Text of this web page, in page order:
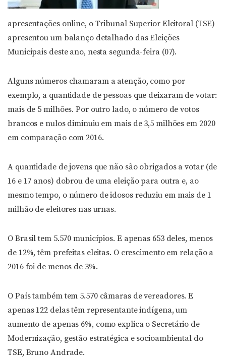
apresentações online, o Tribunal Superior Eleitoral (TSE)
apresentou um balanço detalhado das Eleições
Municipais deste ano, nesta segunda-feira (07).
Alguns números chamaram a atenção, como por
exemplo, a quantidade de pessoas que deixaram de votar:
mais de 5 milhões. Por outro lado, o número de votos
brancos e nulos diminuiu em mais de 3,5 milhões em 2020
em comparação com 2016.
A quantidade de jovens que não são obrigados a votar (de
16 e 17 anos) dobrou de uma eleição para outra e, ao
mesmo tempo, o número de idosos reduziu em mais de 1
milhão de eleitores nas urnas.
O Brasil tem 5.570 municípios. E apenas 653 deles, menos
de 12%, têm prefeitas eleitas. O crescimento em relação a
2016 foi de menos de 3%.
O País também tem 5.570 câmaras de vereadores. E
apenas 122 delas têm representante indígena, um
aumento de apenas 6%, como explica o Secretário de
Modernização, gestão estratégica e socioambiental do
TSE, Bruno Andrade.